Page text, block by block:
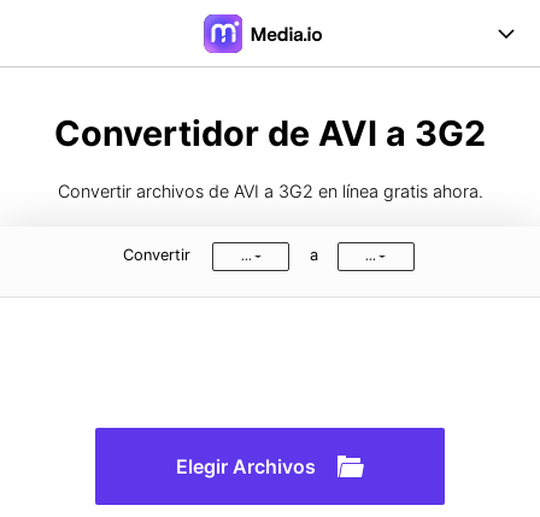
Desktop Herramientas
Formatos de Conversión
Convertidor de AVI a 3G2
Convertir archivos de AVI a 3G2 en línea gratis ahora.
Convertir ... a ...
Elegir Archivos